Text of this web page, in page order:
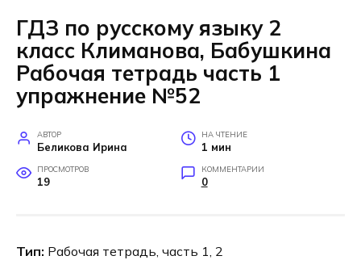
ГДЗ по русскому языку 2
класс Климанова, Бабушкина
Рабочая тетрадь часть 1
упражнение №52
АВТОР
Беликова Ирина
НА ЧТЕНИЕ
1 мин
ПРОСМОТРОВ
19
КОММЕНТАРИИ
0
Тип: Рабочая тетрадь, часть 1, 2